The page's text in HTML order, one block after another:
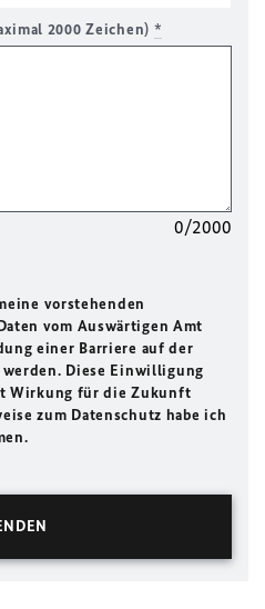
2000 Zeichen) *
0/2000
vorstehenden
vom Auswärtigen Amt
einer Barriere auf der
Diese Einwilligung
Wirkung für die Zukunft
zum Datenschutz habe ich